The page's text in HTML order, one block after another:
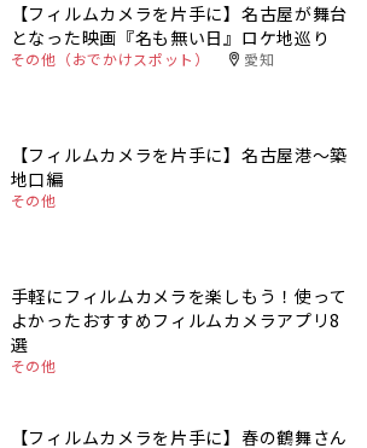
【フィルムカメラを片手に】名古屋が舞台
となった映画『名も無い日』ロケ地巡り
その他（おでかけスポット） 愛知
【フィルムカメラを片手に】名古屋港〜築
地口編
その他
手軽にフィルムカメラを楽しもう！使って
よかったおすすめフィルムカメラアプリ8
選
その他
【フィルムカメラを片手に】春の鶴舞さん